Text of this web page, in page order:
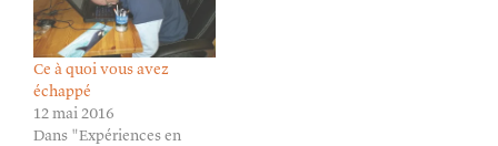
indispensable :
https://tinyurl.com/ycnw5885
Ce à quoi vous avez
échappé
12 mai 2016
Dans "Expériences en